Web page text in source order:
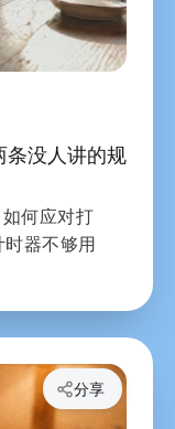
条没人讲的规
何应对打
器不够用
分享